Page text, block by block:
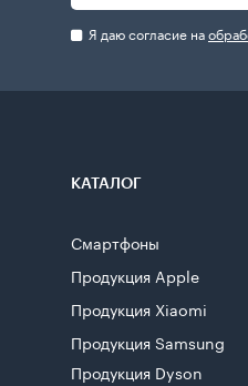
Я даю согласие на
КАТАЛОГ
Смартфоны
Продукция Apple
Продукция Xiaomi
Продукция Samsung
Продукция Dyson